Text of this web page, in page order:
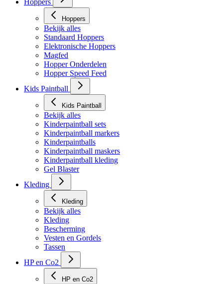
Hoppers
Hoppers
Bekijk alles
Standaard Hoppers
Elektronische Hoppers
Magfed
Hopper Onderdelen
Hopper Speed Feed
Kids Paintball
Kids Paintball
Bekijk alles
Kinderpaintball sets
Kinderpaintball markers
Kinderpaintballs
Kinderpaintball maskers
Kinderpaintball kleding
Gel Blaster
Kleding
Kleding
Bekijk alles
Kleding
Bescherming
Vesten en Gordels
Tassen
HP en Co2
HP en Co2